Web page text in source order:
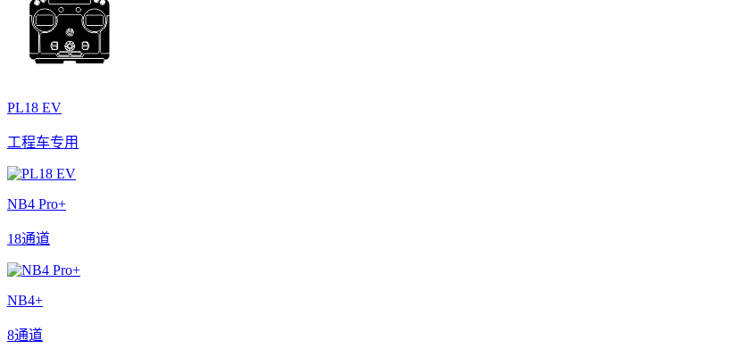
PL18 EV
工程车专用
NB4 Pro+
18通道
NB4+
8通道